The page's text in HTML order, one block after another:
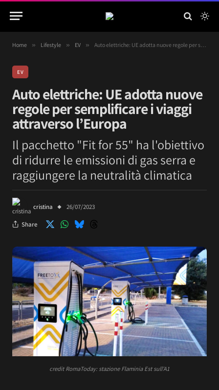
Home » Lifestyle » EV » Auto elettriche: UE adotta nuove regole per semplificare i viaggi attraverso l’Europa
EV
Auto elettriche: UE adotta nuove
regole per semplificare i viaggi
attraverso l’Europa
Il pacchetto "Fit for 55" ha l'obiettivo
di ridurre le emissioni di gas serra e
raggiungere la neutralità climatica
cristina 26/07/2023
Share
credit RomaToday: stazione Flaminia Est sull'A1